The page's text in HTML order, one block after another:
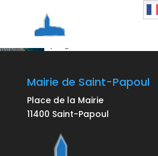
Comité
Pas d'événement
Mairie de Saint-Papoul
Place de la Mairie
11400 Saint-Papoul